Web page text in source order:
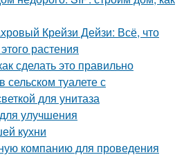
Крейзи Дейзи: Всё, что
растения
сделать это правильно
туалете с
для унитаза
улучшения
кухни
компанию для проведения